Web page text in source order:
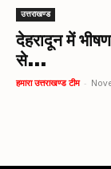
उत्तराखण्ड
देहरादून में
से...
हमारा उत्तराखण्ड टीम -